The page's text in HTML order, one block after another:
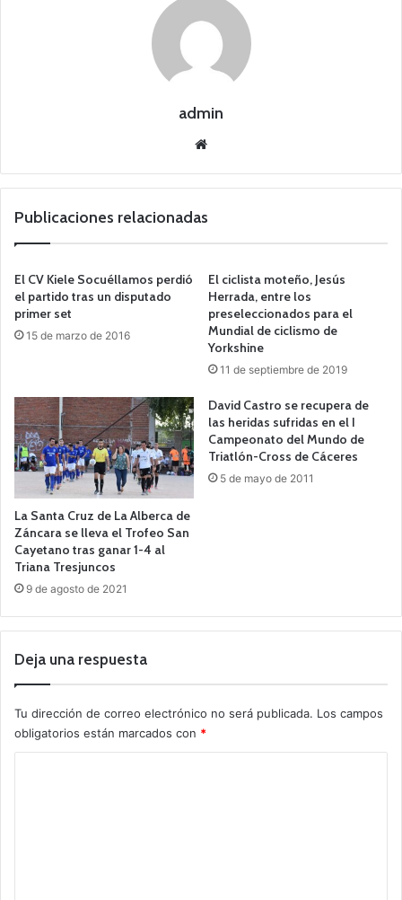
admin
we
Publicaciones relacionadas
El CV Kiele Socuéllamos perdió
el partido tras un disputado
primer set
15 de marzo de 2016
El ciclista moteño, Jesús
Herrada, entre los
preseleccionados para el
Mundial de ciclismo de
Yorkshine
11 de septiembre de 2019
La Santa Cruz de La Alberca de
Záncara se lleva el Trofeo San
Cayetano tras ganar 1-4 al
Triana Tresjuncos
9 de agosto de 2021
David Castro se recupera de
las heridas sufridas en el I
Campeonato del Mundo de
Triatlón-Cross de Cáceres
5 de mayo de 2011
Deja una respuesta
Tu dirección de correo electrónico no será publicada. Los campos
obligatorios están marcados con *